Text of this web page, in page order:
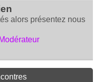
alors présentez nous